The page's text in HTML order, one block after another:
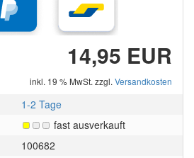
14,95 EUR
inkl. 19 % MwSt. zzgl. Versandkosten
1-2 Tage
fast ausverkauft
100682